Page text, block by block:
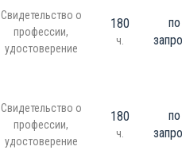
Свидетельство о
профессии,
удостоверение
180
ч.
по
Свидетельство о
профессии,
удостоверение
180
ч.
по